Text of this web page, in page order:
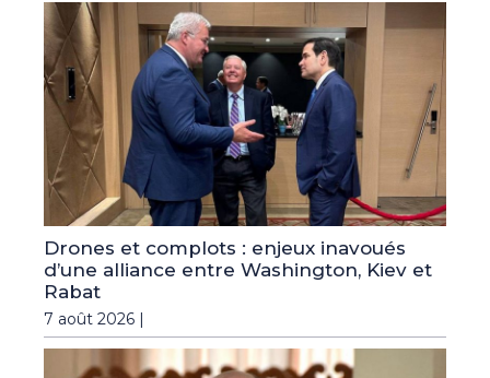
Drones et complots : enjeux inavoués
d’une alliance entre Washington, Kiev et
Rabat
7 août 2026 |